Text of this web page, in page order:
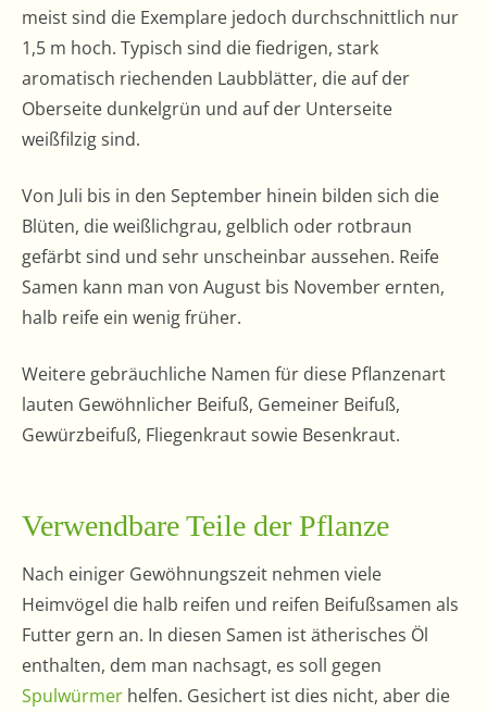
meist sind die Exemplare jedoch durchschnittlich nur
1,5 m hoch. Typisch sind die fiedrigen, stark
aromatisch riechenden Laubblätter, die auf der
Oberseite dunkelgrün und auf der Unterseite
weißfilzig sind.
Von Juli bis in den September hinein bilden sich die
Blüten, die weißlichgrau, gelblich oder rotbraun
gefärbt sind und sehr unscheinbar aussehen. Reife
Samen kann man von August bis November ernten,
halb reife ein wenig früher.
Weitere gebräuchliche Namen für diese Pflanzenart
lauten Gewöhnlicher Beifuß, Gemeiner Beifuß,
Gewürzbeifuß, Fliegenkraut sowie Besenkraut.
Verwendbare Teile der Pflanze
Nach einiger Gewöhnungszeit nehmen viele
Heimvögel die halb reifen und reifen Beifußsamen als
Futter gern an. In diesen Samen ist ätherisches Öl
enthalten, dem man nachsagt, es soll gegen
Spulwürmer helfen. Gesichert ist dies nicht, aber die